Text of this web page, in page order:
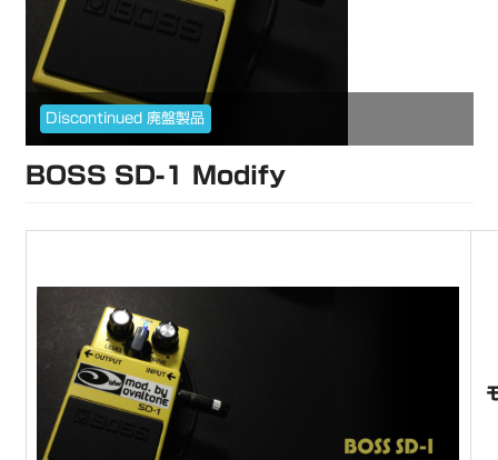
Discontinued 廃盤製品
BOSS SD-1 Modify